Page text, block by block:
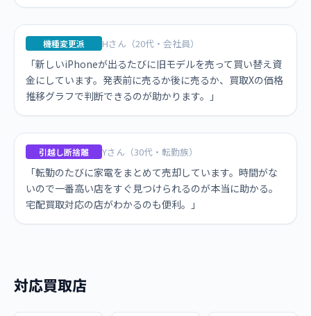
機種変更派 Hさん（20代・会社員）
「新しいiPhoneが出るたびに旧モデルを売って買い替え資
金にしています。発表前に売るか後に売るか、買取Xの価格
推移グラフで判断できるのが助かります。」
引越し断捨離 Yさん（30代・転勤族）
「転勤のたびに家電をまとめて売却しています。時間がな
いので一番高い店をすぐ見つけられるのが本当に助かる。
宅配買取対応の店がわかるのも便利。」
対応買取店